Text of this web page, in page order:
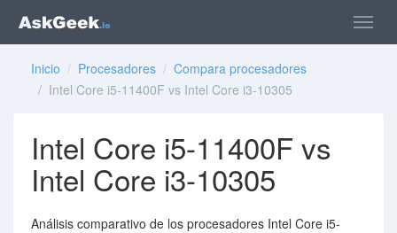
Inicio / Procesadores / Compara procesadores
/ Intel Core i5-11400F vs Intel Core i3-10305
Intel Core i5-11400F vs
Intel Core i3-10305
Análisis comparativo de los procesadores Intel Core i5-